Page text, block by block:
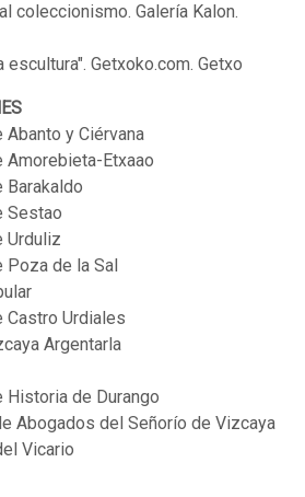
coleccionismo. Galería Kalon.
escultura". Getxoko.com. Getxo
y Ciérvana
Amorebieta-Etxaao
Barakaldo
Sestao
Urduliz
de la Sal
Castro Urdiales
Argentarla
Historia de Durango
Abogados del Señorío de Vizcaya
Vicario